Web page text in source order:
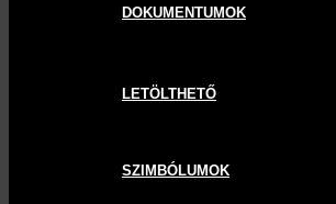
DOKUMENTUMOK
LETÖLTHETŐ
SZIMBÓLUMOK